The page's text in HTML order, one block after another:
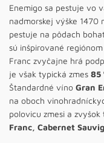
Enemigo sa pestuje vo
nadmorskej výške 1470
pestuje na pôdach
sú inšpirované
Franc zvyčajne hrá
je však typická zmes 85
Štandardné víno Gran
na oboch
polovicu zmesi a
Franc, Cabernet